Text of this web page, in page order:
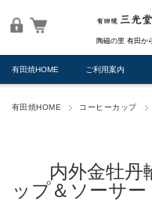
陶磁の里 有田か
有田焼HOME ご利用案内
有田焼HOME コーヒーカップ
内外金牡丹
ップ＆ソーサー